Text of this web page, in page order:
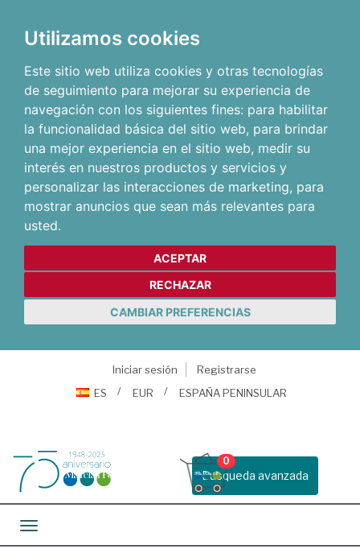
Utilizamos cookies
Este sitio web utiliza cookies y otras tecnologías
de seguimiento para mejorar su experiencia de
navegación con los siguientes fines: para habilitar
la funcionalidad básica del sitio web, para brindar
una mejor experiencia en el sitio web, medir su
interés en nuestros productos y servicios y
personalizar las interacciones de marketing, para
mostrar anuncios que sean más relevantes para
usted.
ACEPTAR
RECHAZAR
CAMBIAR PREFERENCIAS
Iniciar sesión
Registrarse
ES
EUR ESPAÑA PENINSULAR
Busqueda avanzada
0
Toggle navigation